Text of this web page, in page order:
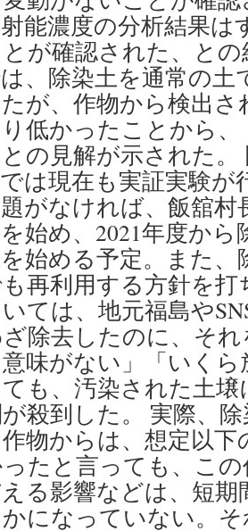
能濃度の分析結果は
が確認された、と
、除染土を通常の土
が、作物から検出
低かったことから
の見解が示された。
は現在も実証実験が
がなければ、飯舘村
始め、2021年度か
始める予定。また、
再利用する方針を
ては、地元福島や
除去したのに、そ
味がない」「いく
も、汚染された土
殺到した。 実際、
物からは、想定以
たと言っても、こ
る影響などは、短
になっていない。